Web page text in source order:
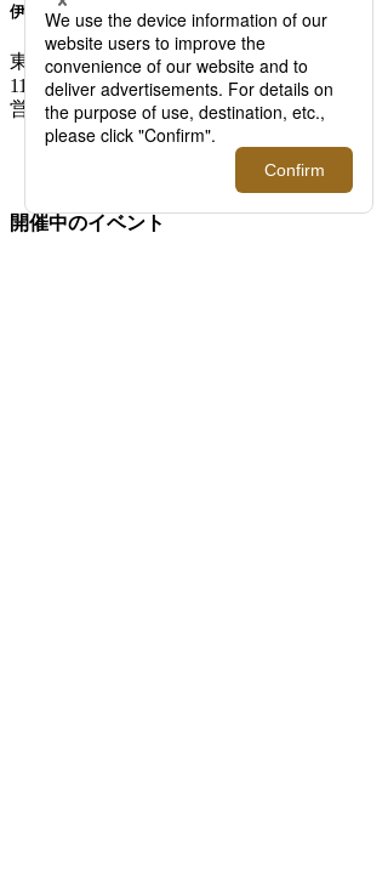
伊勢丹新宿店メンズ館
東京都新宿区新宿3-14-1TEL: 03-3352-
1111
営業時間：午前10時～午後8時
開催中のイベント